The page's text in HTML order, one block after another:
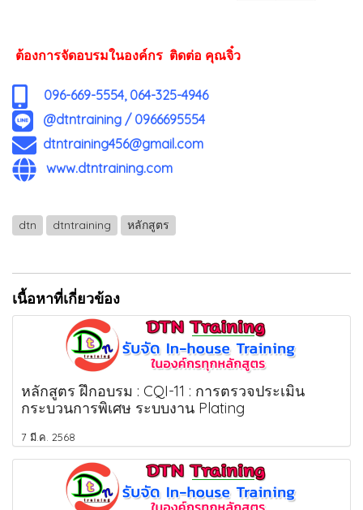
ต้องการจัดอบรมในองค์กร ติดต่อ คุณจิ๋ว
096-669-5554, 064-325-4946
@dtntraining / 0966695554
dtntraining456@gmail.com
www.dtntraining.com
dtn dtntraining หลักสูตร
เนื้อหาที่เกี่ยวข้อง
หลักสูตร ฝึกอบรม : CQI-11 : การตรวจประเมิน
กระบวนการพิเศษ ระบบงาน Plating
7 มี.ค. 2568